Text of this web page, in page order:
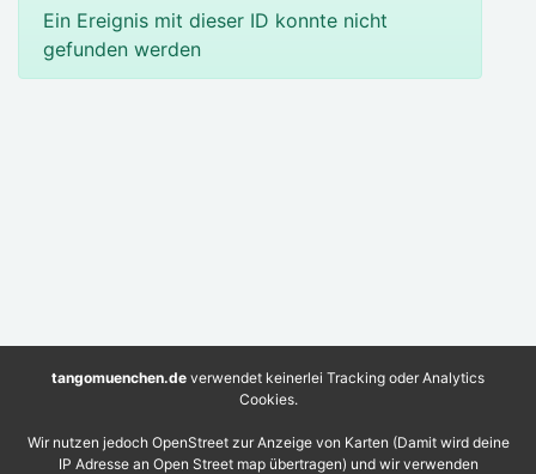
Ein Ereignis mit dieser ID konnte nicht
gefunden werden
tangomuenchen.de verwendet keinerlei Tracking oder Analytics
Cookies.
Wir nutzen jedoch OpenStreet zur Anzeige von Karten (Damit wird deine
IP Adresse an Open Street map übertragen) und wir verwenden